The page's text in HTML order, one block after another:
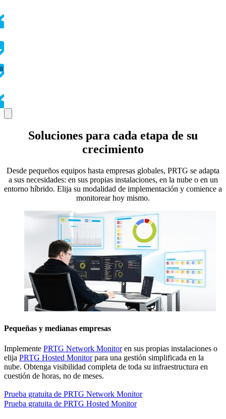
Soluciones para cada etapa de su
crecimiento
Desde pequeños equipos hasta empresas globales, PRTG se adapta
a sus necesidades: en sus propias instalaciones, en la nube o en un
entorno híbrido. Elija su modalidad de implementación y comience a
monitorear hoy mismo.
Pequeñas y medianas empresas
Implemente PRTG Network Monitoren sus propias instalaciones o
elija PRTG Hosted Monitorpara una gestión simplificada en la
nube. Obtenga visibilidad completa de toda su infraestructura en
cuestión de horas, no de meses.
Prueba gratuita de PRTG Network Monitor
Prueba gratuita de PRTG Hosted Monitor